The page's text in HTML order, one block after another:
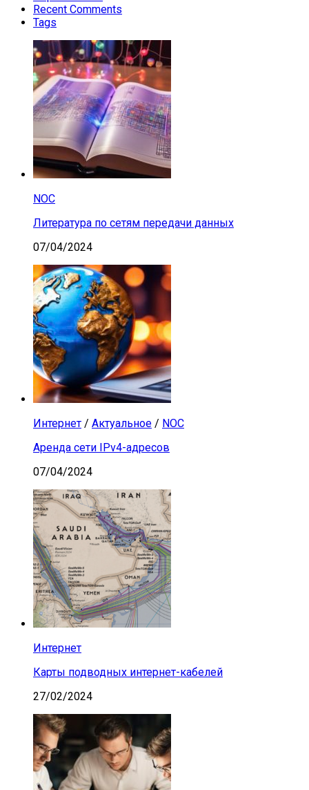
Recent Comments
Tags
NOC
Литература по сетям передачи данных
07/04/2024
Интернет / Актуальное / NOC
Аренда сети IPv4-адресов
07/04/2024
Интернет
Карты подводных интернет-кабелей
27/02/2024